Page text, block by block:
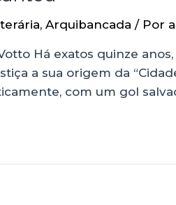
, Arquibancada / Por
Há exatos quinze
a sua origem da
com um gol